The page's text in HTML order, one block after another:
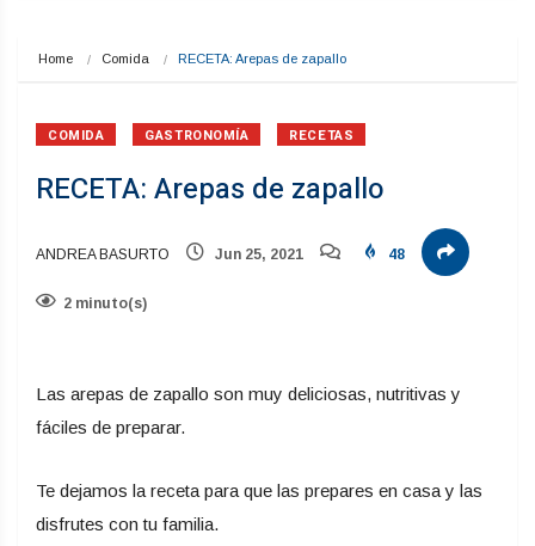
Home Comida RECETA: Arepas de zapallo
COMIDA GASTRONOMÍA RECETAS
RECETA: Arepas de zapallo
ANDREA BASURTO Jun 25, 2021 48
2 minuto(s)
Las arepas de zapallo son muy deliciosas, nutritivas y
fáciles de preparar.
Te dejamos la receta para que las prepares en casa y las
disfrutes con tu familia.